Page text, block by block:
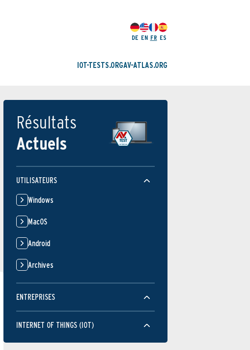
DE EN FR ES
IOT-TESTS.ORGAV-ATLAS.ORG
Résultats
Actuels
UTILISATEURS
Windows
MacOS
Android
Archives
ENTREPRISES
INTERNET OF THINGS (IOT)